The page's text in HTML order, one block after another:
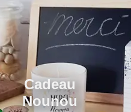
Cadeau
Nounou